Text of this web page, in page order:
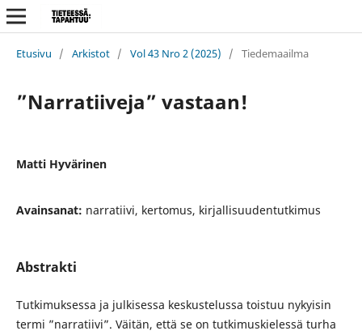
Etusivu / Arkistot / Vol 43 Nro 2 (2025) / Tiedemaailma
”Narratiiveja” vastaan!
Matti Hyvärinen
Avainsanat: narratiivi, kertomus, kirjallisuudentutkimus
Abstrakti
Tutkimuksessa ja julkisessa keskustelussa toistuu nykyisin
termi ”narratiivi”. Väitän, että se on tutkimuskielessä turha